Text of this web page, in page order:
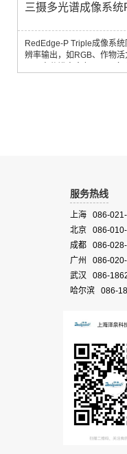
三摄多光谱成像系
RedEdge-P Triple成像系
辨率输出，如RGB、作物
服务热线
上海 086-
北京 086-
成都 086-
广州 086-
武汉 086-
哈尔滨 086-